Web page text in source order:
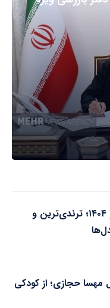
۱۵ مدل مانتو ۱۴۰۴؛ ترندی‌ترین و
مهسا حجازی؛ از کودکی